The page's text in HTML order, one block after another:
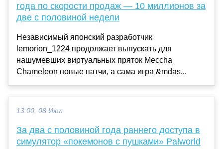
года по скорости продаж — 10 миллионов за
две с половиной недели
Независимый японский разработчик
lemorion_1224 продолжает выпускать для
нашумевших виртуальных пряток Meccha
Chameleon новые патчи, а сама игра &mdas...
13:00, 08 Июл
За два с половиной года раннего доступа в
симулятор «покемонов с пушками» Palworld